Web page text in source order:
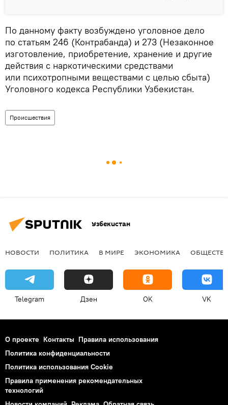
По данному факту возбуждено уголовное дело
по статьям 246 (Контрабанда) и 273 (Незаконное
изготовление, приобретение, хранение и другие
действия с наркотическими средствами
или психотропными веществами с целью сбыта)
Уголовного кодекса Республики Узбекистан.
Происшествия
Узбекистан
НОВОСТИ ПОЛИТИКА В МИРЕ ЭКОНОМИКА
Telegram Дзен OK VK
О проекте Контакты Правила использования
Политика конфиденциальности
Политика использования Cookie
Правила применения рекомендательных
технологий